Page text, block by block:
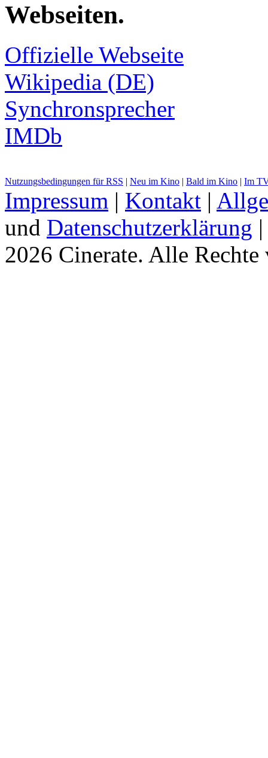
Webseiten.
Offizielle Webseite
Wikipedia (DE)
Synchronsprecher
IMDb
Nutzungsbedingungen für RSS | Neu im Kino | Bald im Kino | Im
Impressum | Kontakt |
und Datenschutzerklärung
2026 Cinerate. Alle